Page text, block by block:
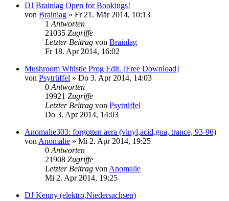
DJ Brainlag Open for Bookings!
von Brainlag » Fr 21. Mär 2014, 10:13
1 Antworten
21035 Zugriffe
Letzter Beitrag von Brainlag
Fr 18. Apr 2014, 16:02
Mushroom Whistle Prog Edit. [Free Download]
von Psytrüffel » Do 3. Apr 2014, 14:03
0 Antworten
19921 Zugriffe
Letzter Beitrag von Psytrüffel
Do 3. Apr 2014, 14:03
Anomalie303: forgotten aera (vinyl,acid,goa, trance, 93-96)
von Anomalie » Mi 2. Apr 2014, 19:25
0 Antworten
21908 Zugriffe
Letzter Beitrag von Anomalie
Mi 2. Apr 2014, 19:25
DJ Kenny (elektro,Niedersachsen)